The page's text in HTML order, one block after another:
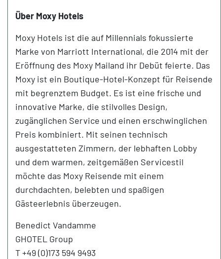
Über Moxy Hotels
Moxy Hotels ist die auf Millennials fokussierte
Marke von Marriott International, die 2014 mit der
Eröffnung des Moxy Mailand ihr Debüt feierte. Das
Moxy ist ein Boutique-Hotel-Konzept für Reisende
mit begrenztem Budget. Es ist eine frische und
innovative Marke, die stilvolles Design,
zugänglichen Service und einen erschwinglichen
Preis kombiniert. Mit seinen technisch
ausgestatteten Zimmern, der lebhaften Lobby
und dem warmen, zeitgemäßen Servicestil
möchte das Moxy Reisende mit einem
durchdachten, belebten und spaßigen
Gästeerlebnis überzeugen.
Benedict Vandamme
GHOTEL Group
T +49 (0)173 594 9493